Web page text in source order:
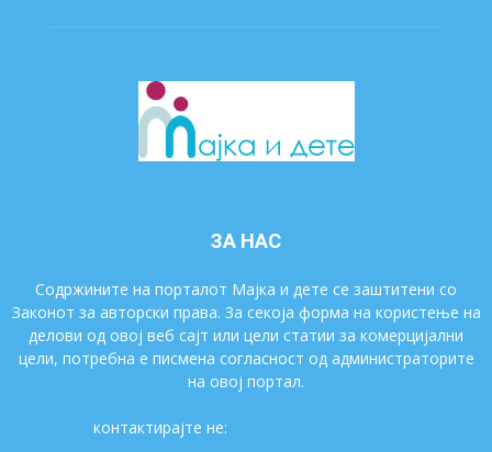
ЗА НАС
Содржините на порталот Мајка и дете се заштитени со
Законот за авторски права. За секоја форма на користење на
делови од овој веб сајт или цели статии за комерцијални
цели, потребна е писмена согласност од администраторите
на овој портал.
контактирајте не: